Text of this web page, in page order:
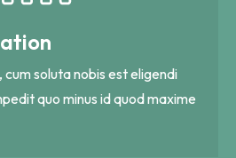
soluta nobis est eligendi
quo minus id quod maxime